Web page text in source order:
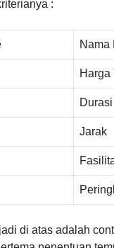
:
Nama
Harga
Durasi
Jarak
di atas adalah